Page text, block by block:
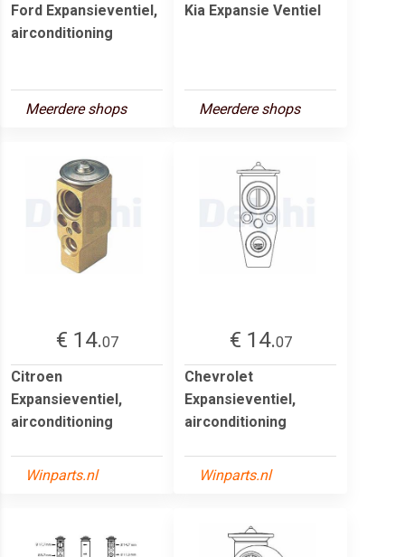
Ford Expansieventiel,
airconditioning
Meerdere shops
Kia Expansie Ventiel
Meerdere shops
€ 14.07
Citroen
Expansieventiel,
airconditioning
Winparts.nl
€ 14.07
Chevrolet
Expansieventiel,
airconditioning
Winparts.nl